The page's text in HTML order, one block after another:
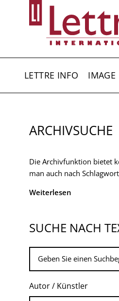
LETTRE INFO IMAGE
ARCHIVSUCHE
Die Archivfunktion bietet
man auch nach
Weiterlesen
SUCHE NACH
Autor / Künstler